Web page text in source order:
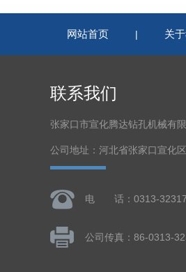
网站首页 | 关
联系我们
张家口市宣化腾达钻孔机械有限
公司地址：河北省张家口宣化
电 话：0313-
公司传真：86-0313-